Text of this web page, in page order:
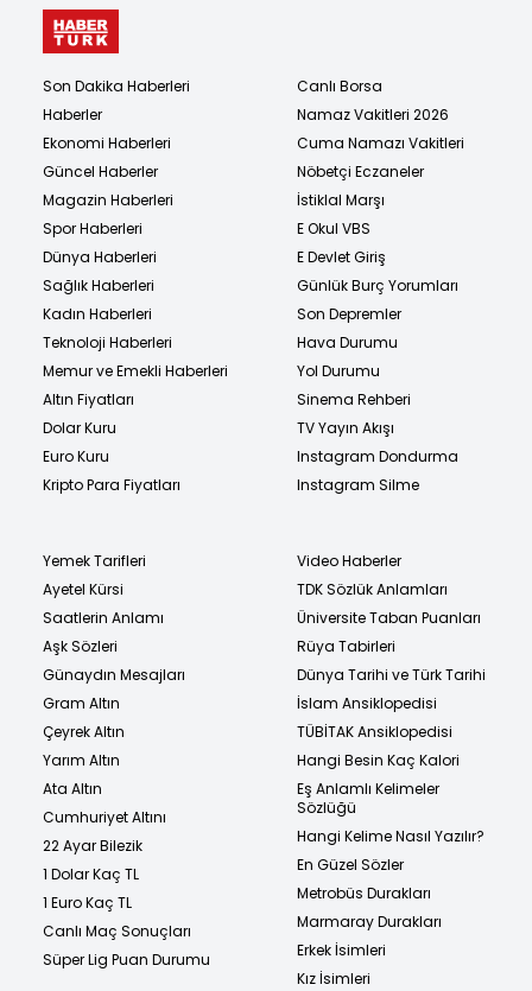
Son Dakika Haberleri
Haberler
Ekonomi Haberleri
Güncel Haberler
Magazin Haberleri
Spor Haberleri
Dünya Haberleri
Sağlık Haberleri
Kadın Haberleri
Teknoloji Haberleri
Memur ve Emekli Haberleri
Altın Fiyatları
Dolar Kuru
Euro Kuru
Kripto Para Fiyatları
Canlı Borsa
Namaz Vakitleri 2026
Cuma Namazı Vakitleri
Nöbetçi Eczaneler
İstiklal Marşı
E Okul VBS
E Devlet Giriş
Günlük Burç Yorumları
Son Depremler
Hava Durumu
Yol Durumu
Sinema Rehberi
TV Yayın Akışı
Instagram Dondurma
Instagram Silme
Yemek Tarifleri
Ayetel Kürsi
Saatlerin Anlamı
Aşk Sözleri
Günaydın Mesajları
Gram Altın
Çeyrek Altın
Yarım Altın
Ata Altın
Cumhuriyet Altını
22 Ayar Bilezik
1 Dolar Kaç TL
1 Euro Kaç TL
Canlı Maç Sonuçları
Süper Lig Puan Durumu
Video Haberler
TDK Sözlük Anlamları
Üniversite Taban Puanları
Rüya Tabirleri
Dünya Tarihi ve Türk Tarihi
İslam Ansiklopedisi
TÜBİTAK Ansiklopedisi
Hangi Besin Kaç Kalori
Eş Anlamlı Kelimeler
Sözlüğü
Hangi Kelime Nasıl Yazılır?
En Güzel Sözler
Metrobüs Durakları
Marmaray Durakları
Erkek İsimleri
Kız İsimleri